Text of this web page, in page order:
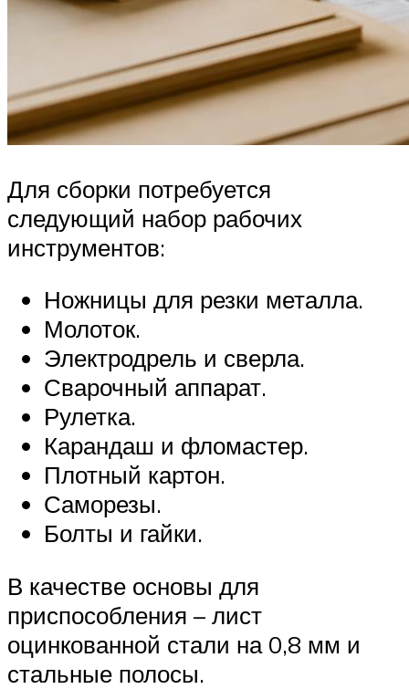
Для сборки потребуется
следующий набор рабочих
инструментов:
Ножницы для резки металла.
Молоток.
Электродрель и сверла.
Сварочный аппарат.
Рулетка.
Карандаш и фломастер.
Плотный картон.
Саморезы.
Болты и гайки.
В качестве основы для
приспособления – лист
оцинкованной стали на 0,8 мм и
стальные полосы.